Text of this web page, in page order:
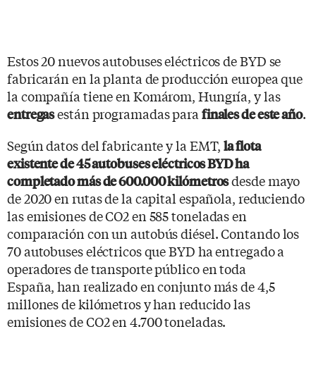
Estos 20 nuevos autobuses eléctricos de BYD se
fabricarán en la planta de producción europea que
la compañía tiene en Komárom, Hungría, y las
entregasestán programadas para finales de este año.
Según datos del fabricante y la EMT,la flota
existente de 45 autobuses eléctricos BYD ha
completado más de 600.000 kilómetrosdesde mayo
de 2020 en rutas de la capital española, reduciendo
las emisiones de CO2 en 585 toneladas en
comparación con un autobús diésel. Contando los
70 autobuses eléctricos que BYD ha entregado a
operadores de transporte público en toda
España, han realizado en conjunto más de 4,5
millones de kilómetros y han reducido las
emisiones de CO2 en 4.700 toneladas.